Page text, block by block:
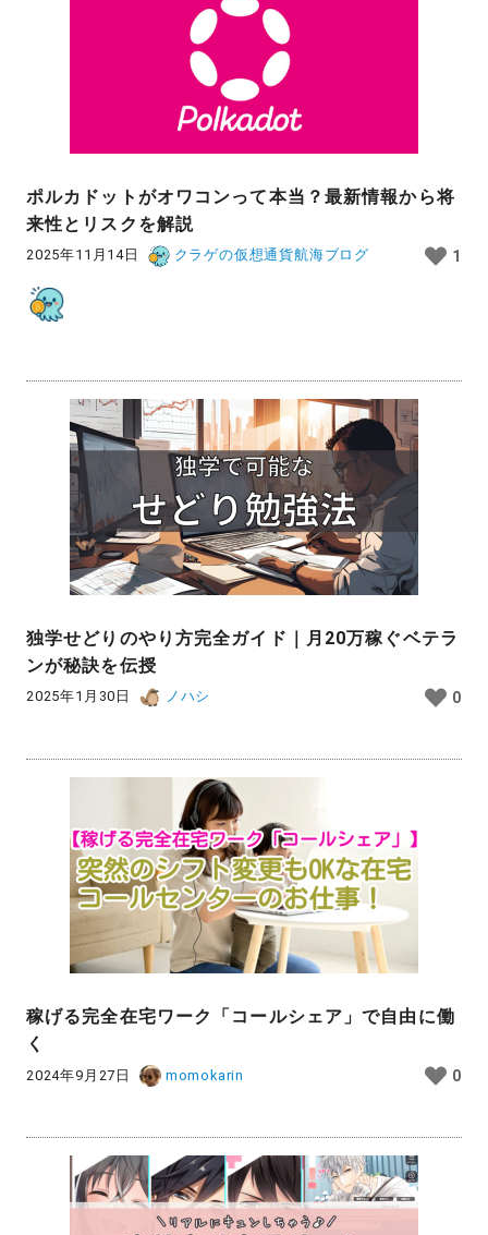
ポルカドットがオワコンって本当？最新情報から将
来性とリスクを解説
2025年11月14日 クラゲの仮想通貨航海ブログ 1
独学せどりのやり方完全ガイド｜月20万稼ぐベテラ
ンが秘訣を伝授
2025年1月30日 ノハシ 0
稼げる完全在宅ワーク「コールシェア」で自由に働
く
2024年9月27日 momokarin 0